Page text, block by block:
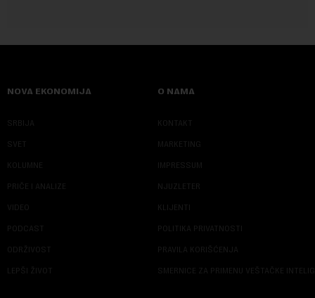
NOVA EKONOMIJA
SRBIJA
SVET
KOLUMNE
PRIČE I ANALIZE
VIDEO
PODCAST
ODRŽIVOST
LEPŠI ŽIVOT
O NAMA
KONTAKT
MARKETING
IMPRESSUM
NJUZLETER
KLIJENTI
POLITIKA PRIVATNOSTI
PRAVILA KORIŠĆENJA
SMERNICE ZA PRIMENU VEŠTAČKE